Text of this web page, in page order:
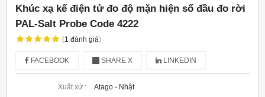
Khúc xạ kế điện tử đo độ mặn hiện số đầu đo rời
PAL-Salt Probe Code 4222
(1 đánh giá)
FACEBOOK SHARE X LINKEDIN
Xuất xứ :
Atago - Nhật